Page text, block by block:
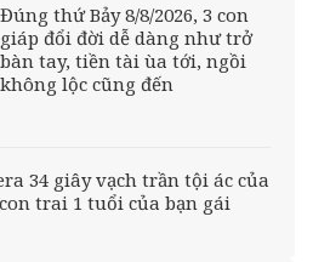
Đúng thứ Bảy 8/8/2026, 3 con
giáp đổi đời dễ dàng như trở
bàn tay, tiền tài ùa tới, ngồi
không lộc cũng đến
34 giây vạch trần tội ác của
trai 1 tuổi của bạn gái